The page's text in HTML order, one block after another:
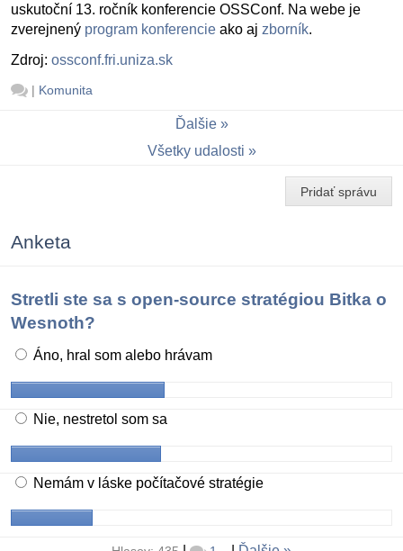
uskutoční 13. ročník konferencie OSSConf. Na webe je
zverejnený program konferencie ako aj zborník.
Zdroj: ossconf.fri.uniza.sk
| Komunita
Ďalšie
Všetky udalosti
Pridať správu
Anketa
Stretli ste sa s open-source stratégiou Bitka o
Wesnoth?
Áno, hral som alebo hrávam
Nie, nestretol som sa
Nemám v láske počítačové stratégie